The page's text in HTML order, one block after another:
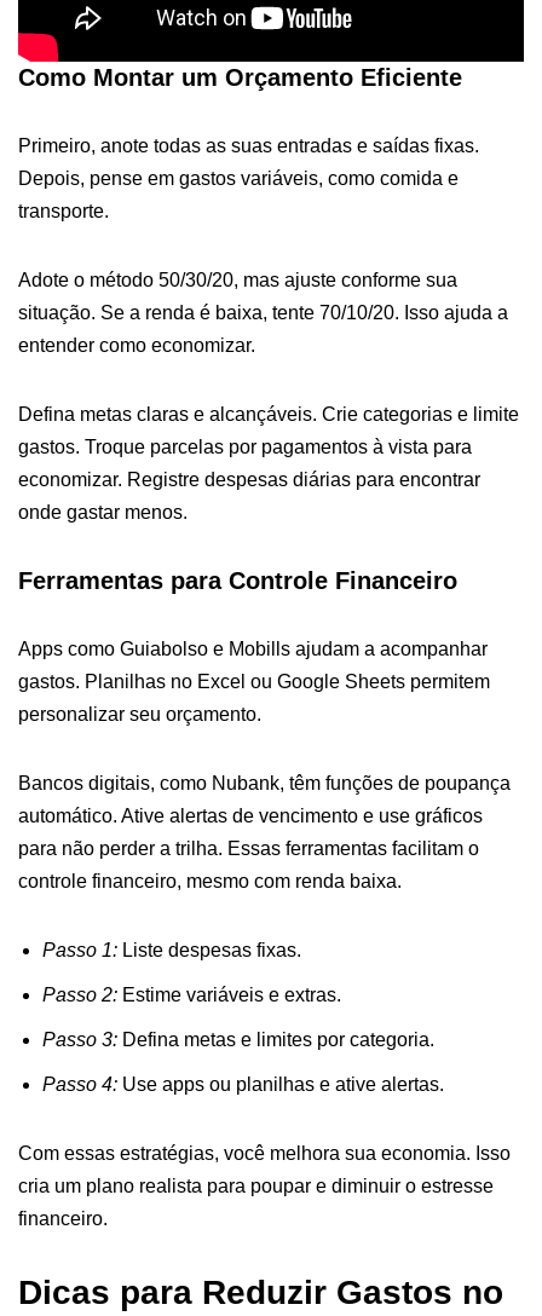
Como Montar um Orçamento Eficiente
Primeiro, anote todas as suas entradas e saídas fixas.
Depois, pense em gastos variáveis, como comida e
transporte.
Adote o método 50/30/20, mas ajuste conforme sua
situação. Se a renda é baixa, tente 70/10/20. Isso ajuda a
entender como economizar.
Defina metas claras e alcançáveis. Crie categorias e limite
gastos. Troque parcelas por pagamentos à vista para
economizar. Registre despesas diárias para encontrar
onde gastar menos.
Ferramentas para Controle Financeiro
Apps como Guiabolso e Mobills ajudam a acompanhar
gastos. Planilhas no Excel ou Google Sheets permitem
personalizar seu orçamento.
Bancos digitais, como Nubank, têm funções de poupança
automático. Ative alertas de vencimento e use gráficos
para não perder a trilha. Essas ferramentas facilitam o
controle financeiro, mesmo com renda baixa.
Passo 1: Liste despesas fixas.
Passo 2: Estime variáveis e extras.
Passo 3: Defina metas e limites por categoria.
Passo 4: Use apps ou planilhas e ative alertas.
Com essas estratégias, você melhora sua economia. Isso
cria um plano realista para poupar e diminuir o estresse
financeiro.
Dicas para Reduzir Gastos no